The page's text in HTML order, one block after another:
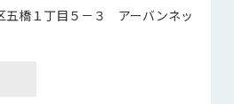
五橋１丁目５－３ アーバンネッ